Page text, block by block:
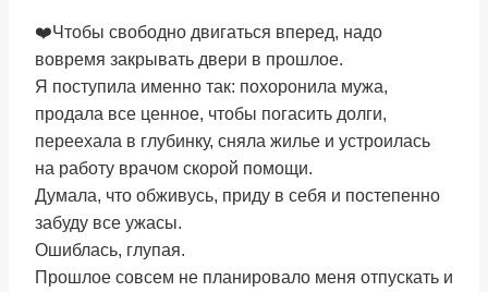
❤️Чтобы свободно двигаться вперед, надо
вовремя закрывать двери в прошлое.
Я поступила именно так: похоронила мужа,
продала все ценное, чтобы погасить долги,
переехала в глубинку, сняла жилье и устроилась
на работу врачом скорой помощи.
Думала, что обживусь, приду в себя и постепенно
забуду все ужасы.
Ошиблась, глупая.
Прошлое совсем не планировало меня отпускать и